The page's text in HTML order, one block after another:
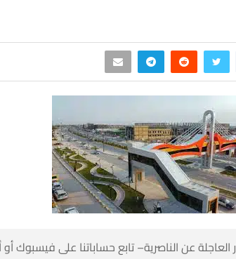
عن الناصرية– تابع حساباتنا على فيسبوك